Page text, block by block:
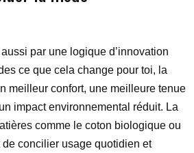
par une logique d’innovation
ce que cela change pour toi, la
meilleur confort, une meilleure tenue
impact environnemental réduit. La
comme le coton biologique ou
concilier usage quotidien et